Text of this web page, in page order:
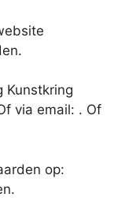
Kunstkring
via email: . Of
op: